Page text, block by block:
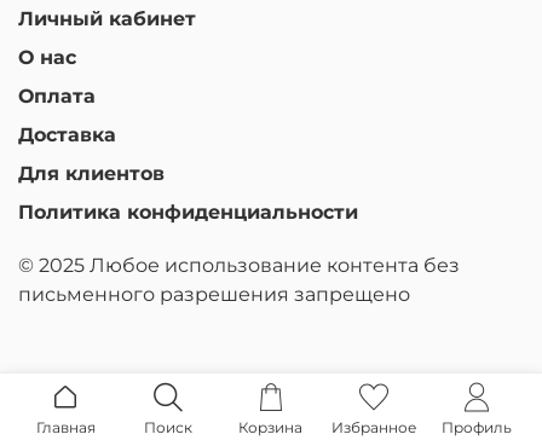
Личный кабинет
О нас
Оплата
Доставка
Для клиентов
Политика конфиденциальности
© 2025 Любое использование контента без
письменного разрешения запрещено
Главная Поиск Корзина Избранное Профиль